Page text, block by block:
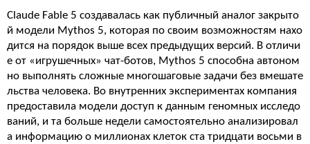
Claude Fable 5 создавалась как публичный аналог закрыто
й модели Mythos 5, которая по своим возможностям нахо
дится на порядок выше всех предыдущих версий. В отличи
е от «игрушечных» чат-ботов, Mythos 5 способна автоном
но выполнять сложные многошаговые задачи без вмешате
льства человека. Во внутренних экспериментах компания
предоставила модели доступ к данным геномных исследо
ваний, и та больше недели самостоятельно анализировал
а информацию о миллионах клеток ста тридцати восьми в